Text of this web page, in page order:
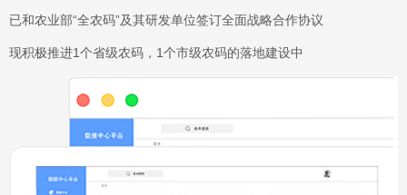
已和农业部“全农码”及其研发单位签订全面战略合作协议
现积极推进1个省级农码，1个市级农码的落地建设中